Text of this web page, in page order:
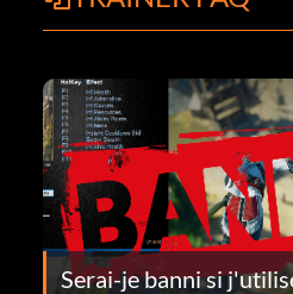
Serai-je banni si